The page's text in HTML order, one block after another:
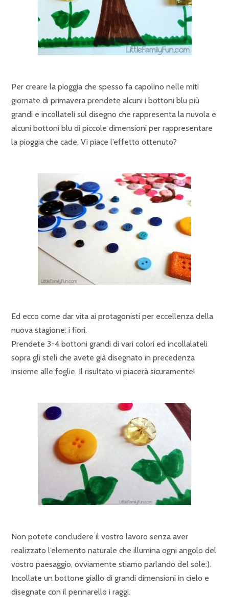
Per creare la pioggia che spesso fa capolino nelle miti
giornate di primavera prendete alcuni i bottoni blu più
grandi e incollateli sul disegno che rappresenta la nuvola e
alcuni bottoni blu di piccole dimensioni per rappresentare
la pioggia che cade. Vi piace l’effetto ottenuto?
Ed ecco come dar vita ai protagonisti per eccellenza della
nuova stagione: i fiori.
Prendete 3-4 bottoni grandi di vari colori ed incollalateli
sopra gli steli che avete già disegnato in precedenza
insieme alle foglie. Il risultato vi piacerà sicuramente!
Non potete concludere il vostro lavoro senza aver
realizzato l’elemento naturale che illumina ogni angolo del
vostro paesaggio, ovviamente stiamo parlando del sole:).
Incollate un bottone giallo di grandi dimensioni in cielo e
disegnate con il pennarello i raggi.